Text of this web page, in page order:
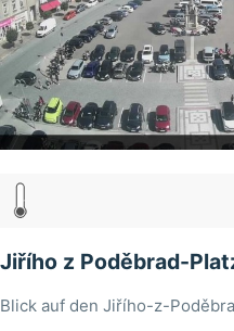
Jiřího z Poděbrad-
Blick auf den Jiřího-z-